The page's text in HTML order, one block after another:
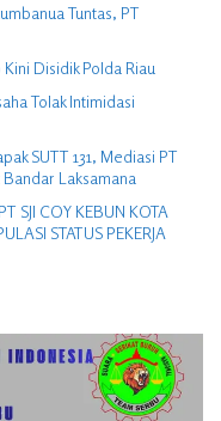
Tuntas, PT
Disidik Polda Riau
Tolak Intimidasi
SUTT 131, Mediasi PT
Laksamana
SJI COY KEBUN KOTA
STATUS PEKERJA